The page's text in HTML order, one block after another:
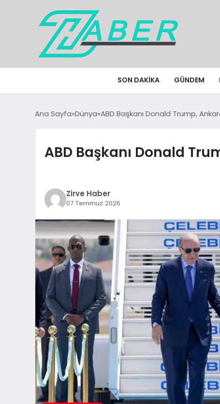
SON DAKIKA GÜNDEM
Ana Sayfa Dünya ABD Başkanı Donald Trump,
ABD Başkanı Donald
Zirve Haber
07 Temmuz 2026